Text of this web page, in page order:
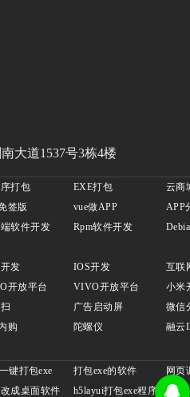
大道1537号3栋4楼
打包 EXE打包
云商
签版 vue做APP
APP
软件开发 Rpm软件开发
发 IOS开发 互联
开放平台 VIVO开放平台 小米
广告启动屏
微信
购 陀螺仪 融云
键打包exe 打包exe的软件
网页
成桌面软件 h5layui打包exe程序 exe